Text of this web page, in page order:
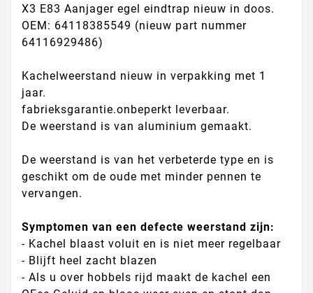
X3 E83 Aanjager egel eindtrap nieuw in doos.
OEM: 64118385549 (nieuw part nummer
64116929486)
Kachelweerstand nieuw in verpakking met 1
jaar.
fabrieksgarantie.onbeperkt leverbaar.
De weerstand is van aluminium gemaakt.
De weerstand is van het verbeterde type en is
geschikt om de oude met minder pennen te
vervangen.
Symptomen van een defecte weerstand zijn:
- Kachel blaast voluit en is niet meer regelbaar
- Blijft heel zacht blazen
- Als u over hobbels rijd maakt de kachel een